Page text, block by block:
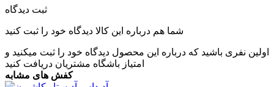
ثبت دیدگاه
شما هم درباره این کالا دیدگاه خود را ثبت کنید
اولین نفری باشید که درباره این محصول دیدگاه خود را ثبت میکنید و
امتیاز باشگاه مشتریان دریافت کنید
کفش های مشابه